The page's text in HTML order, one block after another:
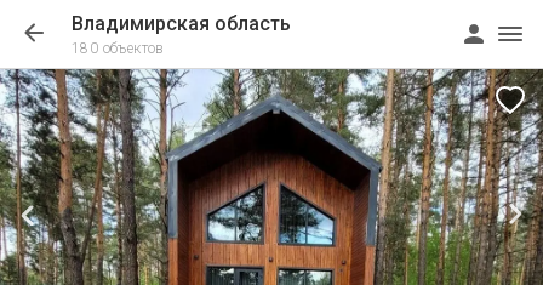
Владимирская область
180 объектов